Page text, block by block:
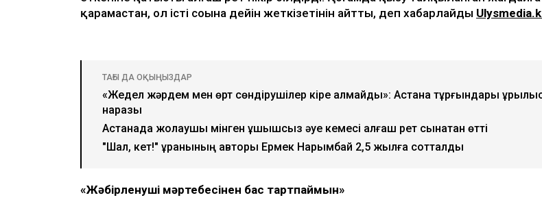
Видеодан алынған кадр
Қаза тапқан фельдшер Ұлдана Мырзуанның күйеуі Әділет Зейнел марқұм әйелінің
анасы қылмыстық іс бойынша жәбірленуші мәртебесінен бас тартуды талап
еткеніне қатысты алғаш рет пікір білдірді. Қоғамда қызу талқыланған жағдайға